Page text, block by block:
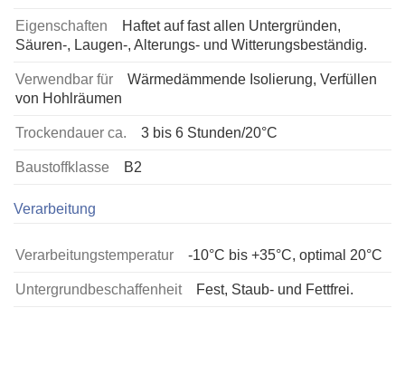
Eigenschaften
Haftet auf fast allen Untergründen,
Säuren-, Laugen-, Alterungs- und Witterungsbeständig.
Verwendbar für
Wärmedämmende Isolierung, Verfüllen
von Hohlräumen
Trockendauer ca. 3 bis 6 Stunden/20°C
Baustoffklasse B2
Verarbeitung
Verarbeitungstemperatur -10°C bis +35°C, optimal 20°C
Untergrundbeschaffenheit Fest, Staub- und Fettfrei.